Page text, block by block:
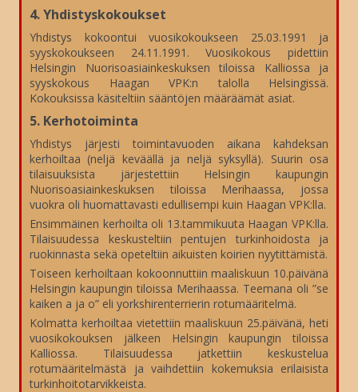
4. Yhdistyskokoukset
Yhdistys kokoontui vuosikokoukseen 25.03.1991 ja
syyskokoukseen 24.11.1991. Vuosikokous pidettiin
Helsingin Nuorisoasiainkeskuksen tiloissa Kalliossa ja
syyskokous Haagan VPK:n talolla Helsingissä.
Kokouksissa käsiteltiin sääntöjen määräämät asiat.
5. Kerhotoiminta
Yhdistys järjesti toimintavuoden aikana kahdeksan
kerhoiltaa (neljä keväällä ja neljä syksyllä). Suurin osa
tilaisuuksista järjestettiin Helsingin kaupungin
Nuorisoasiainkeskuksen tiloissa Merihaassa, jossa
vuokra oli huomattavasti edullisempi kuin Haagan VPK:lla.
Ensimmäinen kerhoilta oli 13.tammikuuta Haagan VPK:lla.
Tilaisuudessa keskusteltiin pentujen turkinhoidosta ja
ruokinnasta sekä opeteltiin aikuisten koirien nyytittämistä.
Toiseen kerhoiltaan kokoonnuttiin maaliskuun 10.päivänä
Helsingin kaupungin tiloissa Merihaassa. Teemana oli ”se
kaiken a ja o” eli yorkshirenterrierin rotumääritelmä.
Kolmatta kerhoiltaa vietettiin maaliskuun 25.päivänä, heti
vuosikokouksen jälkeen Helsingin kaupungin tiloissa
Kalliossa. Tilaisuudessa jatkettiin keskustelua
rotumääritelmästä ja vaihdettiin kokemuksia erilaisista
turkinhoitotarvikkeista.